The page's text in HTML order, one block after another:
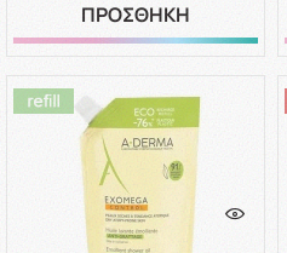
ΠΡΟΣΘΗΚΗ